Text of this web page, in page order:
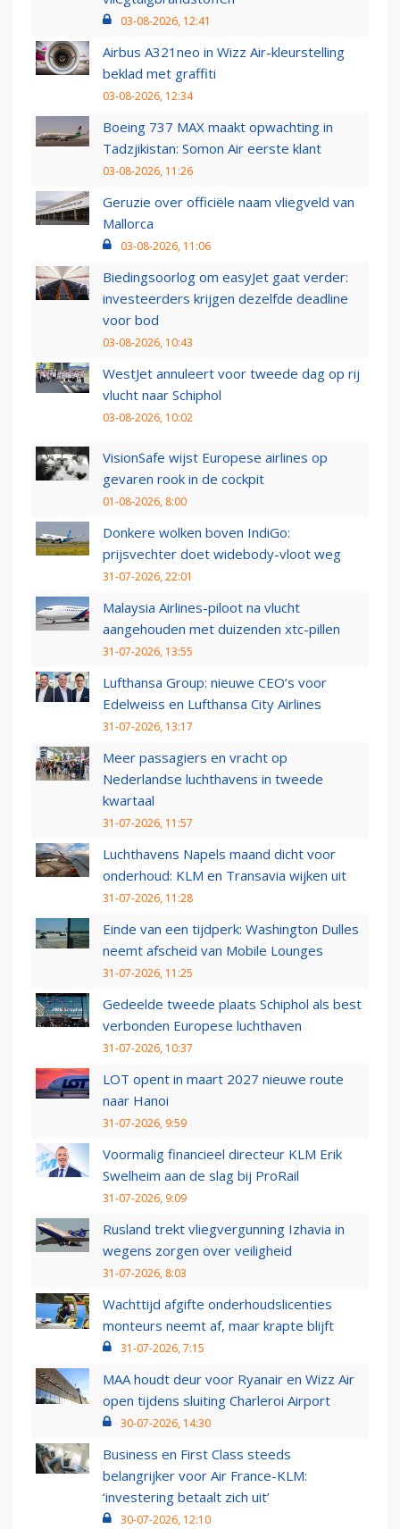
03-08-2026, 12:41
Airbus A321neo in Wizz Air-kleurstelling
beklad met graffiti
03-08-2026, 12:34
Boeing 737 MAX maakt opwachting in
Tadzjikistan: Somon Air eerste klant
03-08-2026, 11:26
Geruzie over officiële naam vliegveld van
Mallorca
03-08-2026, 11:06
Biedingsoorlog om easyJet gaat verder:
investeerders krijgen dezelfde deadline
voor bod
03-08-2026, 10:43
WestJet annuleert voor tweede dag op rij
vlucht naar Schiphol
03-08-2026, 10:02
VisionSafe wijst Europese airlines op
gevaren rook in de cockpit
01-08-2026, 8:00
Donkere wolken boven IndiGo:
prijsvechter doet widebody-vloot weg
31-07-2026, 22:01
Malaysia Airlines-piloot na vlucht
aangehouden met duizenden xtc-pillen
31-07-2026, 13:55
Lufthansa Group: nieuwe CEO’s voor
Edelweiss en Lufthansa City Airlines
31-07-2026, 13:17
Meer passagiers en vracht op
Nederlandse luchthavens in tweede
kwartaal
31-07-2026, 11:57
Luchthavens Napels maand dicht voor
onderhoud: KLM en Transavia wijken uit
31-07-2026, 11:28
Einde van een tijdperk: Washington Dulles
neemt afscheid van Mobile Lounges
31-07-2026, 11:25
Gedeelde tweede plaats Schiphol als best
verbonden Europese luchthaven
31-07-2026, 10:37
LOT opent in maart 2027 nieuwe route
naar Hanoi
31-07-2026, 9:59
Voormalig financieel directeur KLM Erik
Swelheim aan de slag bij ProRail
31-07-2026, 9:09
Rusland trekt vliegvergunning Izhavia in
wegens zorgen over veiligheid
31-07-2026, 8:03
Wachttijd afgifte onderhoudslicenties
monteurs neemt af, maar krapte blijft
31-07-2026, 7:15
MAA houdt deur voor Ryanair en Wizz Air
open tijdens sluiting Charleroi Airport
30-07-2026, 14:30
Business en First Class steeds
belangrijker voor Air France-KLM:
‘investering betaalt zich uit’
30-07-2026, 12:10